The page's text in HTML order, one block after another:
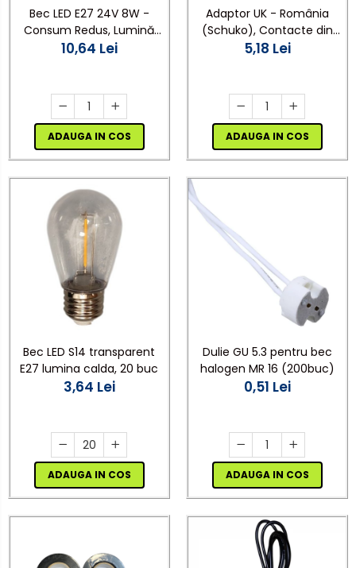
Bec LED E27 24V 8W -
Consum Redus, Lumină
Economică, Durată Lungă
10,64 Lei
ADAUGA IN COS
Adaptor UK - România
(Schuko), Contacte din
Cupru, Culoare Gri, ADAF
5,18 Lei
ADAUGA IN COS
Bec LED S14 transparent
E27 lumina calda, 20 buc
3,64 Lei
ADAUGA IN COS
Dulie GU 5.3 pentru bec
halogen MR 16 (200buc)
0,51 Lei
ADAUGA IN COS